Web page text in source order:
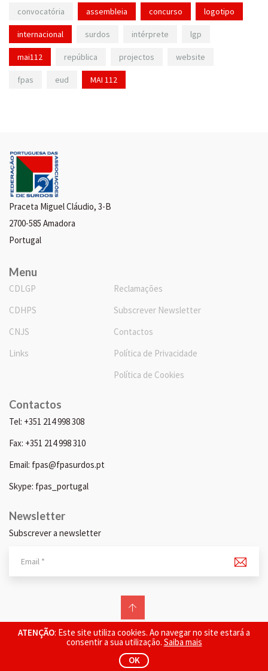
ATENÇÃO: Este site utiliza cookies. Ao navegar no site estará a
consentir a sua utilização. Saiba mais
OK
convocatória assembleia concurso logotipo
internacional surdos intérprete lgp
mai112 república projectos website
fpas eud MAI 112
Praceta Miguel Cláudio, 3-B
2700-585 Amadora
Portugal
Menu
CDLGP
CDHPS
CNJS
Links
Reclamações
Subscrever Newsletter
Contactos
Política de Privacidade
Política de Cookies
Contactos
Tel: +351 214 998 308
Fax: +351 214 998 310
Email: fpas@fpasurdos.pt
Skype: fpas_portugal
Newsletter
Subscrever a newsletter
© 2026 FPAS. Todos os direitos reservados.